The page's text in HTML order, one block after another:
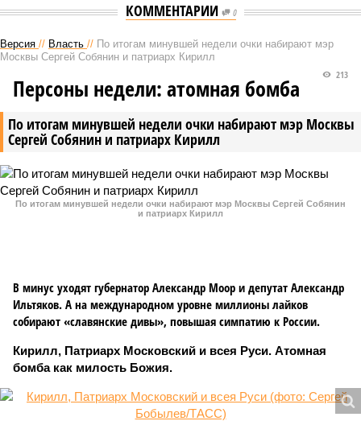
КОММЕНТАРИИ 0
Версия // Власть // По итогам минувшей недели очки набирают мэр
Москвы Сергей Собянин и патриарх Кирилл
По итогам минувшей недели очки набирают мэр Москвы
Сергей Собянин и патриарх Кирилл
213
Персоны недели: атомная бомба
По итогам минувшей недели очки набирают мэр Москвы Сергей Собянин
и патриарх Кирилл
В минус уходят губернатор Александр Моор и депутат Александр
Ильтяков. А на международном уровне миллионы лайков
собирают «славянские дивы», повышая симпатию к России.
Кирилл, Патриарх Московский и всея Руси. Атомная
бомба как милость Божия.